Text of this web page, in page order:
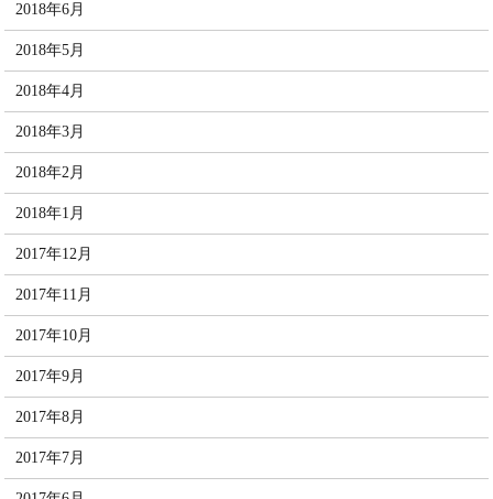
2018年6月
2018年5月
2018年4月
2018年3月
2018年2月
2018年1月
2017年12月
2017年11月
2017年10月
2017年9月
2017年8月
2017年7月